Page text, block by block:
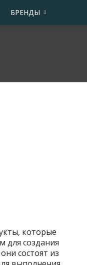
БРЕНДЫ
которые
для создания
состоят из